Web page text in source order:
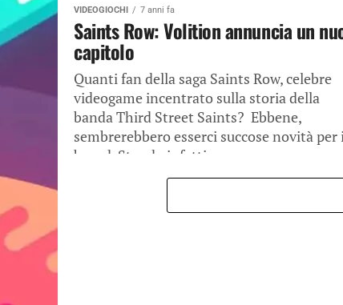
VIDEOGIOCHI 7 anni fa
Saints Row: Volition annuncia un
capitolo
Quanti fan della saga Saints Row, celebre
videogame incentrato sulla storia della
banda Third Street Saints? Ebbene,
sembrerebbero esserci succose novità per
brand. Stando infatti a...